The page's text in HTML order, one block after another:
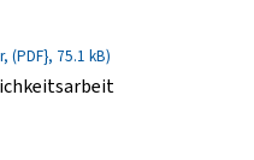
(PDF}, 75.1 kB)